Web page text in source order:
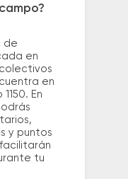
de
en
en
En
y puntos
tu